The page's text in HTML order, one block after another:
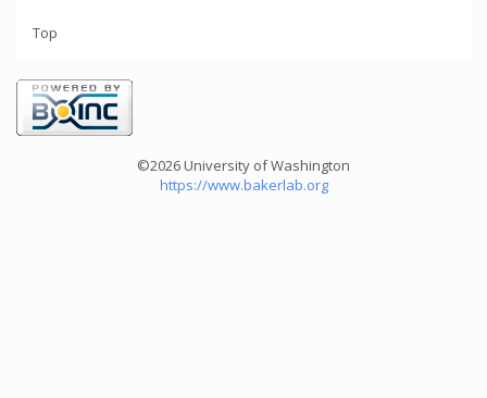
Top
©2026 University of Washington
https://www.bakerlab.org